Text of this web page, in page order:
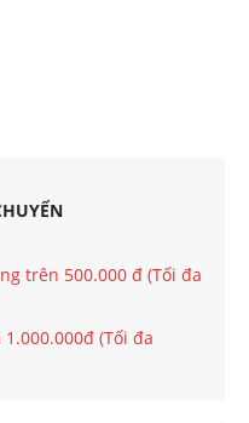
trên 500.000 đ (Tối đa
(Tối đa